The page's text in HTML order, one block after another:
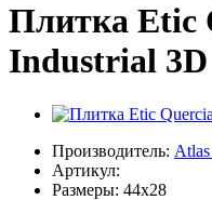
Плитка Etic
Industrial 3D
Производитель:
Артикул:
Размеры: 44x28